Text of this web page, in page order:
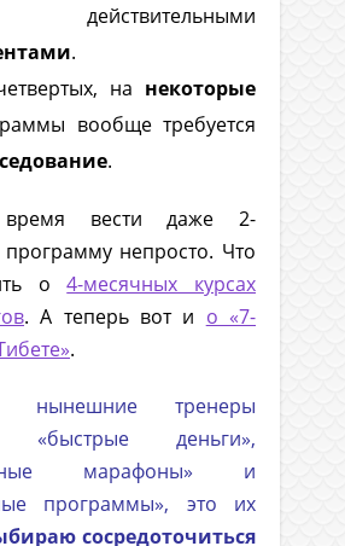
.
на некоторые
вообще требуется
.
вести даже 2-
непросто. Что
о4-месячных курсах
. А теперь вот и о «7-
.
нынешние тренеры
«быстрые деньги»,
марафоны» и
программы», это их
сосредоточиться